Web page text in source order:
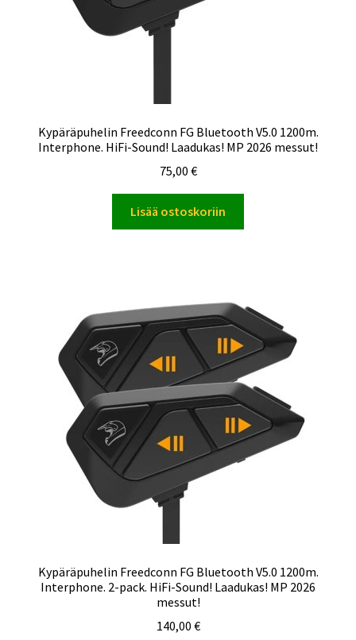
Kypäräpuhelin Freedconn FG Bluetooth V5.0 1200m.
Interphone. HiFi-Sound! Laadukas! MP 2026 messut!
75,00 €
Lisää ostoskoriin
Kypäräpuhelin Freedconn FG Bluetooth V5.0 1200m.
Interphone. 2-pack. HiFi-Sound! Laadukas! MP 2026
messut!
140,00 €